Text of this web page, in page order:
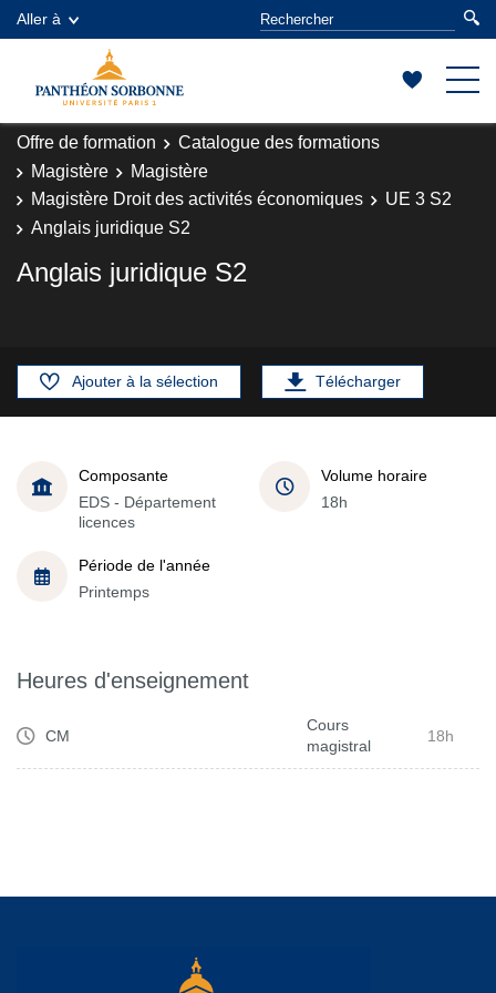
Aller à
Offre de formation
Catalogue des formations
Magistère
Magistère
Magistère Droit des activités économiques
UE 3 S2
Anglais juridique S2
Anglais juridique S2
Ajouter à la sélection Télécharger
Composante
EDS - Département
licences
Volume horaire
18h
Période de l'année
Printemps
Heures d'enseignement
CM
Cours
magistral
18h